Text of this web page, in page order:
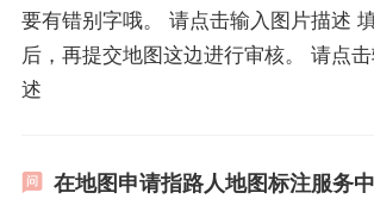
要有错别字哦。 请点击输入图片描述
后，再提交地图这边进行审核。 请点
述
在地图申请指路人地图标注服务